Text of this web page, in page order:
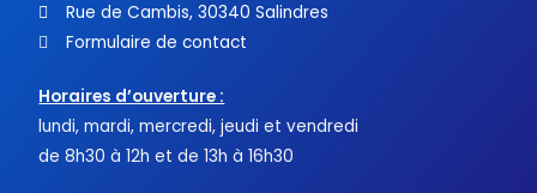
Rue de Cambis, 30340 Salindres
Formulaire de contact
Horaires d’ouverture :
lundi, mardi, mercredi, jeudi et vendredi
de 8h30 à 12h et de 13h à 16h30